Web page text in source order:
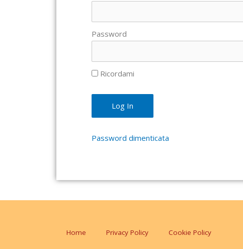
Password
Ricordami
Password dimenticata
Home Privacy Policy Cookie Policy